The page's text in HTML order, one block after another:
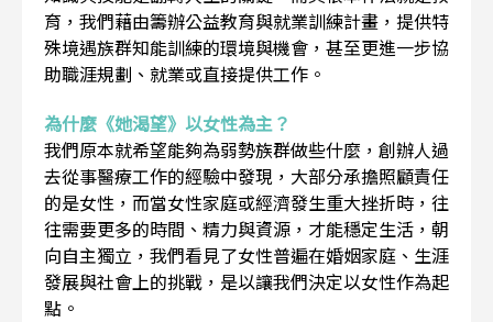
育，我們藉由籌辦公益教育與就業訓練計畫，提供特
殊境遇族群知能訓練的環境與機會，甚至更進一步協
助職涯規劃、就業或直接提供工作。
為什麼《她渴望》以女性為主？
我們原本就希望能夠為弱勢族群做些什麼，創辦人過
去從事醫療工作的經驗中發現，大部分承擔照顧責任
的是女性，而當女性家庭或經濟發生重大挫折時，往
往需要更多的時間、精力與資源，才能穩定生活，朝
向自主獨立，我們看見了女性普遍在婚姻家庭、生涯
發展與社會上的挑戰，是以讓我們決定以女性作為起
點。